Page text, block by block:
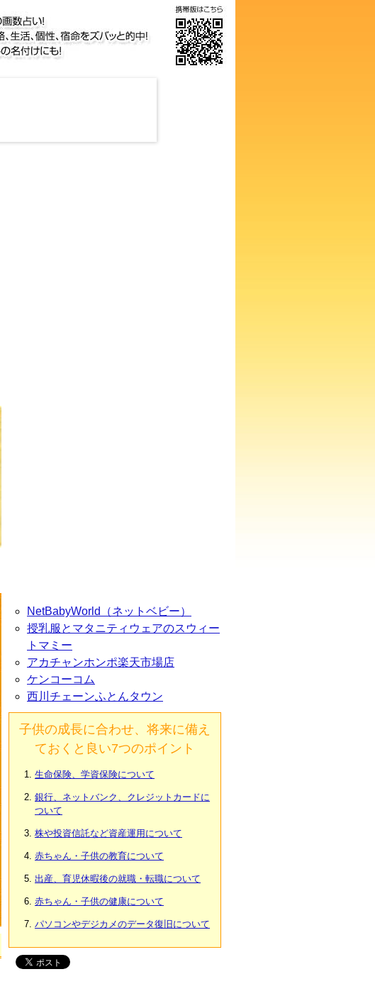
NetBabyWorld（ネットベビー）
授乳服とマタニティウェアのスウィー
トマミー
アカチャンホンポ楽天市場店
ケンコーコム
西川チェーンふとんタウン
子供の成長に合わせ、将来に備え
ておくと良い7つのポイント
生命保険、学資保険について
銀行、ネットバンク、クレジットカードに
ついて
株や投資信託など資産運用について
赤ちゃん・子供の教育について
出産、育児休暇後の就職・転職について
赤ちゃん・子供の健康について
パソコンやデジカメのデータ復旧について